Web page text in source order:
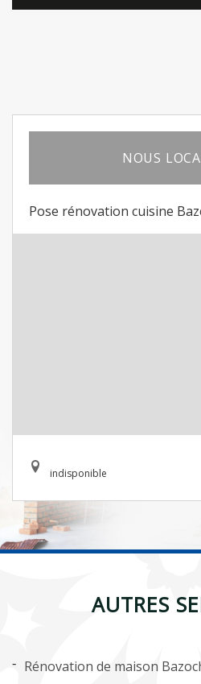
NOUS
Pose rénovation cuisine
indisponible
AUTRES
Rénovation de maison